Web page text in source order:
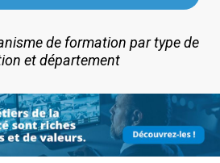
de formation par type de
et département